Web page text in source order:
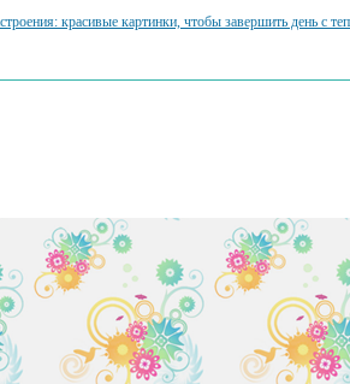
красивые картинки, чтобы завершить день с